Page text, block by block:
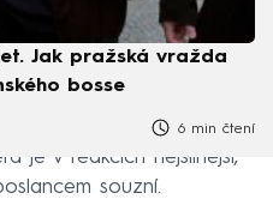
Jak pražská vražda
bosse
6 min čtení
je v reakcích nejsilnější,
souzní.